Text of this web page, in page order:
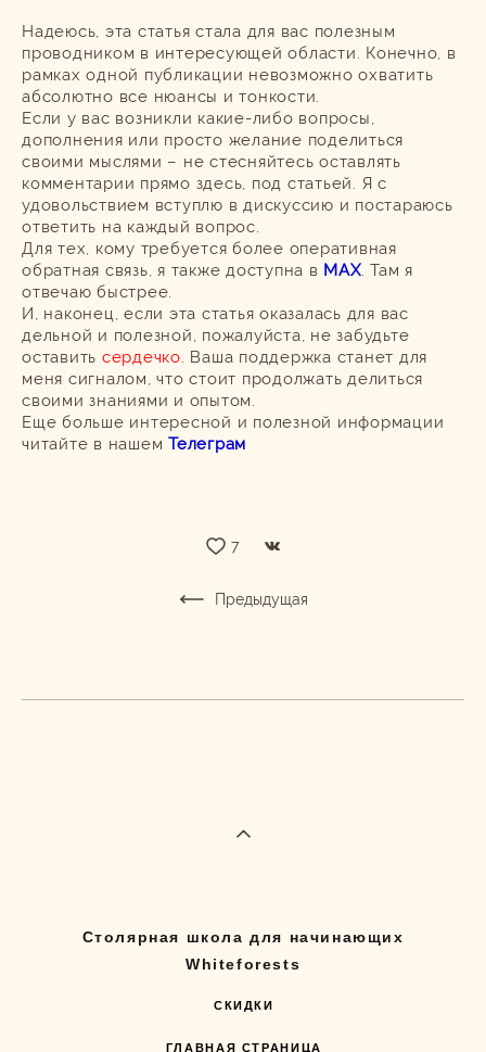
Надеюсь, эта статья стала для вас полезным
проводником в интересующей области. Конечно, в
рамках одной публикации невозможно охватить
абсолютно все нюансы и тонкости.
Если у вас возникли какие-либо вопросы,
дополнения или просто желание поделиться
своими мыслями – не стесняйтесь оставлять
комментарии прямо здесь, под статьей. Я с
удовольствием вступлю в дискуссию и постараюсь
ответить на каждый вопрос.
Для тех, кому требуется более оперативная
обратная связь, я также доступна в MAX. Там я
отвечаю быстрее.
И, наконец, если эта статья оказалась для вас
дельной и полезной, пожалуйста, не забудьте
оставить сердечко. Ваша поддержка станет для
меня сигналом, что стоит продолжать делиться
своими знаниями и опытом.
Еще больше интересной и полезной информации
читайте в нашем Телеграм
7
Предыдущая
Столярная школа для начинающих
Whiteforests
СКИДКИ
ГЛАВНАЯ СТРАНИЦА